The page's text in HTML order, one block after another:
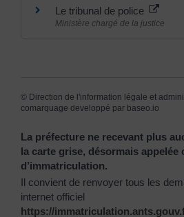
Le tribunal de police
Ministère chargé de la justice
© Direction de l'information légale et
comarquage developpé par baseo.io
La préfecture ne recevant plus
la carte grise, désormais appelée
d’immatriculation.
Il convient de renvoyer tous les
internet officiel
https://